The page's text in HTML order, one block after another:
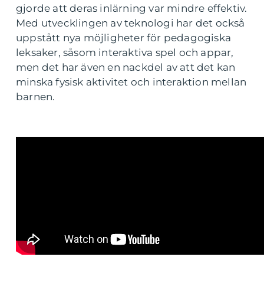
gjorde att deras inlärning var mindre effektiv.
Med utvecklingen av teknologi har det också
uppstått nya möjligheter för pedagogiska
leksaker, såsom interaktiva spel och appar,
men det har även en nackdel av att det kan
minska fysisk aktivitet och interaktion mellan
barnen.